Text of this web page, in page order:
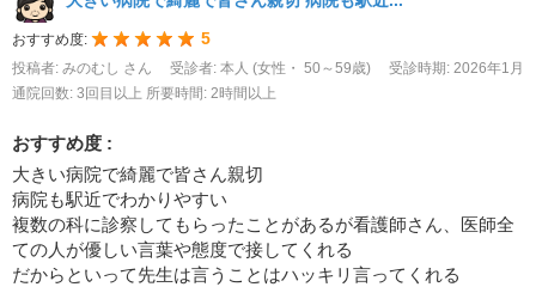
おすすめ度: 5
投稿者: みのむし さん 受診者: 本人 (女性・ 50～59歳)
受診時期: 2026年1月
通院回数: 3回目以上 所要時間: 2時間以上
おすすめ度 :
大きい病院で綺麗で皆さん親切
病院も駅近でわかりやすい
複数の科に診察してもらったことがあるが看護師さん、医師全
ての人が優しい言葉や態度で接してくれる
だからといって先生は言うことはハッキリ言ってくれる